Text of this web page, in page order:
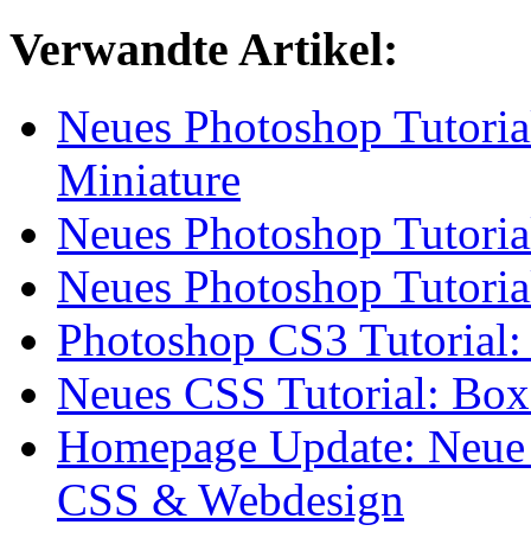
Verwandte Artikel:
Neues Photoshop
Miniature
Neues Photoshop
Neues Photoshop
Photoshop CS3
Neues CSS Tutorial:
Homepage Update:
CSS & Webdesign